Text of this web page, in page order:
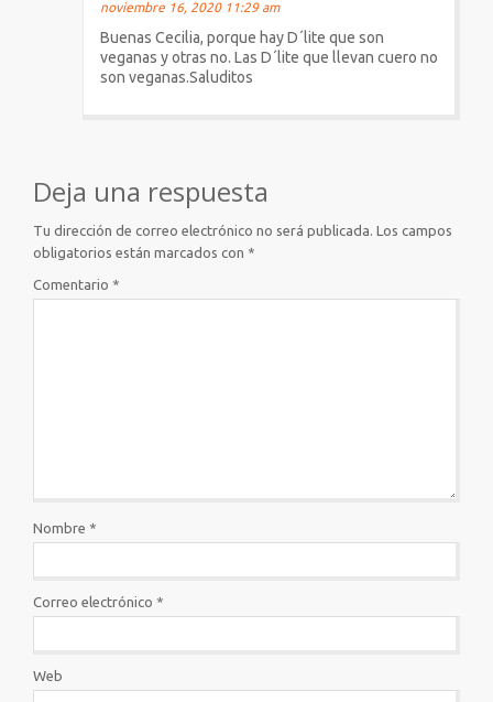
noviembre 16, 2020 11:29 am
Buenas Cecilia, porque hay D´lite que son
veganas y otras no. Las D´lite que llevan cuero no
son veganas.Saluditos
Deja una respuesta
Tu dirección de correo electrónico no será publicada. Los campos
obligatorios están marcados con *
Comentario *
Nombre *
Correo electrónico *
Web